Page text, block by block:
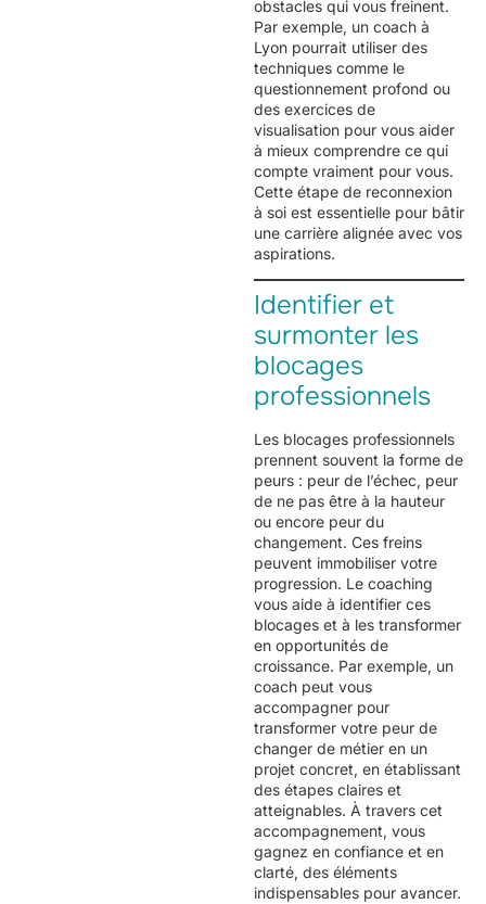
obstacles qui vous freinent.
Par exemple, un coach à
Lyon pourrait utiliser des
techniques comme le
questionnement profond ou
des exercices de
visualisation pour vous aider
à mieux comprendre ce qui
compte vraiment pour vous.
Cette étape de reconnexion
à soi est essentielle pour bâtir
une carrière alignée avec vos
aspirations.
Identifier et
surmonter les
blocages
professionnels
Les blocages professionnels
prennent souvent la forme de
peurs : peur de l’échec, peur
de ne pas être à la hauteur
ou encore peur du
changement. Ces freins
peuvent immobiliser votre
progression. Le coaching
vous aide à identifier ces
blocages et à les transformer
en opportunités de
croissance. Par exemple, un
coach peut vous
accompagner pour
transformer votre peur de
changer de métier en un
projet concret, en établissant
des étapes claires et
atteignables. À travers cet
accompagnement, vous
gagnez en confiance et en
clarté, des éléments
indispensables pour avancer.